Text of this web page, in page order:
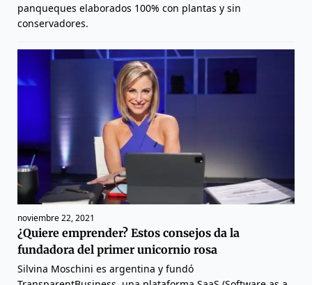
panqueques elaborados 100% con plantas y sin
conservadores.
noviembre 22, 2021
¿Quiere emprender? Estos consejos da la
fundadora del primer unicornio rosa
Silvina Moschini es argentina y fundó